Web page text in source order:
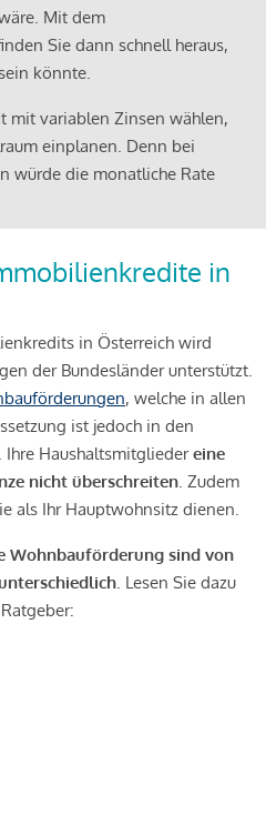
Mit dem
Sie dann schnell heraus,
könnte.
mit variablen Zinsen wählen,
einplanen. Denn bei
würde die monatliche Rate
in
in Österreich wird
der Bundesländer unterstützt.
, welche in allen
ist jedoch in den
Ihre Haushaltsmitgliedereine
nicht überschreiten. Zudem
als Ihr Hauptwohnsitz dienen.
Wohnbauförderung sind von
. Lesen Sie dazu